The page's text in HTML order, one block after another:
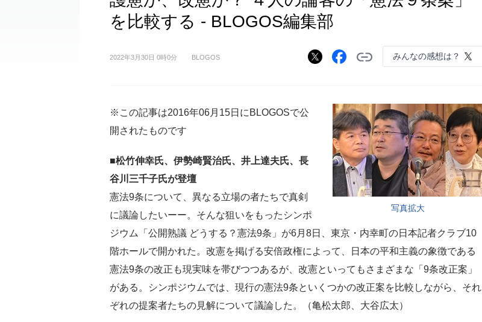
を比較する - BLOGOS編集部
2022年3月30日 0時0分 BLOGOS みんなの感想は？
写真拡大
※この記事は2016年06月15日にBLOGOSで公
開されたものです
■松竹伸幸氏、伊勢崎賢治氏、井上達夫氏、長
谷川三千子氏が登壇
憲法9条について、異なる立場の者たちで真剣
に議論したいーー。そんな狙いをもったシンポ
ジウム「公開熟議 どうする？憲法9条」が6月8日、東京・内幸町の日本記者クラブ10
階ホールで開かれた。改憲を掲げる安倍政権によって、日本の平和主義の象徴である
憲法9条の改正も現実味を帯びつつあるが、改憲といってもさまざまな「9条改正案」
がある。シンポジウムでは、現行の憲法9条といくつかの改正案を比較しながら、それ
ぞれの提案者たちの見解について議論した。（亀松太郎、大谷広太）